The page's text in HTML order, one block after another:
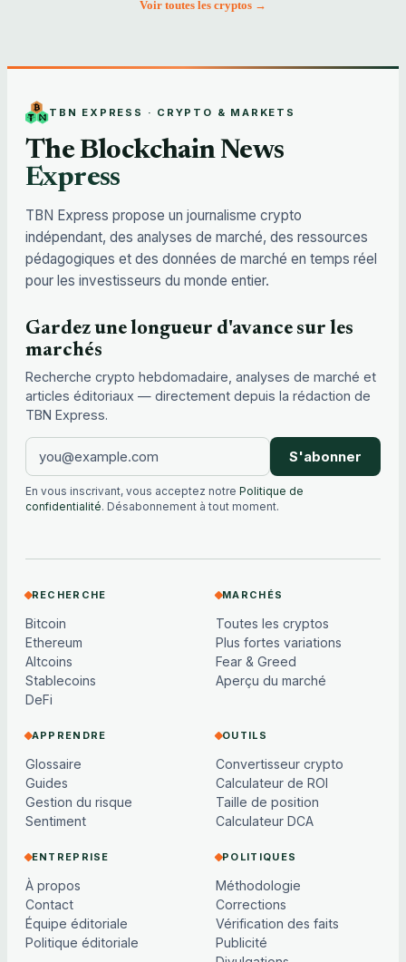
Voir toutes les cryptos →
TBN EXPRESS · CRYPTO & MARKETS
The Blockchain News
Express
TBN Express propose un journalisme crypto
indépendant, des analyses de marché, des ressources
pédagogiques et des données de marché en temps réel
pour les investisseurs du monde entier.
Gardez une longueur d'avance sur les
marchés
Recherche crypto hebdomadaire, analyses de marché et
articles éditoriaux — directement depuis la rédaction de
TBN Express.
S'abonner
En vous inscrivant, vous acceptez notre Politique de
confidentialité. Désabonnement à tout moment.
RECHERCHE
Bitcoin
Ethereum
Altcoins
Stablecoins
DeFi
MARCHÉS
Toutes les cryptos
Plus fortes variations
Fear & Greed
Aperçu du marché
APPRENDRE
Glossaire
Guides
Gestion du risque
Sentiment
OUTILS
Convertisseur crypto
Calculateur de ROI
Taille de position
Calculateur DCA
ENTREPRISE
À propos
Contact
Équipe éditoriale
Politique éditoriale
POLITIQUES
Méthodologie
Corrections
Vérification des faits
Publicité